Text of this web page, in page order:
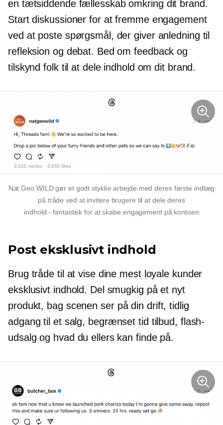
en tætsiddendefællesskab omkring dit brand.
Start diskussioner for at fremme engagement
ved at poste spørgsmål, der giver anledning til
refleksion og debat. Bed om feedback og
tilskynd folk til at dele indhold om dit brand.
Nat Geo WILD gør et godt stykke arbejde med deres første indlæg
på tråde ved at invitere brugere til at dele deres
indhold - fantastisk for at skabe engagement på kontoen
Post eksklusivt indhold
Brug tråde til at vise dine mest loyale kunder
eksklusivt indhold. Del smugkig på et nyt
produkt, bag scenen ser på din drift, tidlig
adgang til et salg, begrænset tid tilbud, flash-
udsalg og hvad du ellers kan finde på.